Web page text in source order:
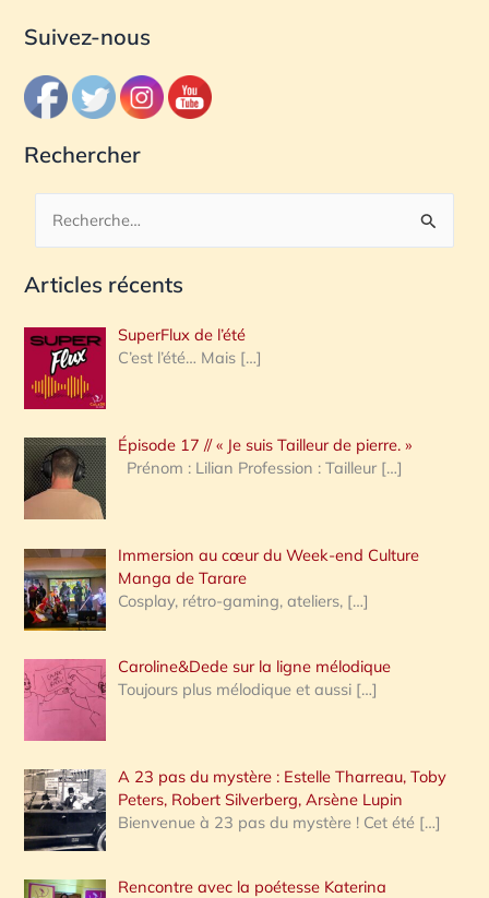
Suivez-nous
Rechercher
c
e
r
c
h
e
:
Articles récents
SuperFlux de l’été
C’est l’été… Mais […]
Épisode 17 // « Je suis Tailleur de pierre. »
Prénom : Lilian Profession : Tailleur […]
Immersion au cœur du Week-end Culture
Manga de Tarare
Cosplay, rétro-gaming, ateliers, […]
Caroline&Dede sur la ligne mélodique
Toujours plus mélodique et aussi […]
A 23 pas du mystère : Estelle Tharreau, Toby
Peters, Robert Silverberg, Arsène Lupin
Bienvenue à 23 pas du mystère ! Cet été […]
Rencontre avec la poétesse Katerina